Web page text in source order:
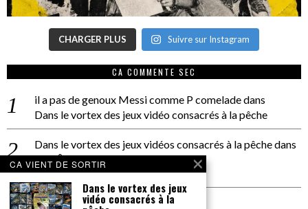
CHARGER PLUS Suivre sur Instagram
CA COMMENTE SEC
il a pas de genoux Messi comme P comeladedans
Dans le vortex des jeux vidéo consacrés à la pêche
Dans le vortex des jeux vidéos consacrés à la pêchedans
PACÔME THIELLEMENT
La séance d’Hip Gnose
La Patrie dans
CA VIENT DE SORTIR
Dans le vortex des jeux
vidéo consacrés à la